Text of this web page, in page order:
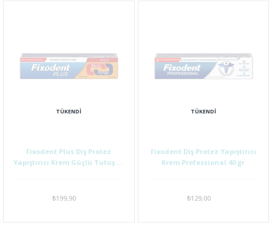
TÜKENDI
Fixodent Plus Diş Protez
Yapıştırıcı Krem Güçlü Tutuş 40
₺199,90
TÜKENDI
Fixodent Diş Protez Yapıştırıcı
Krem Professional 40 gr
₺129,00